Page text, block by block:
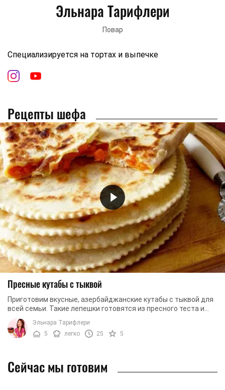
Эльнара Тарифлери
Повар
Специализируется на тортах и выпечке
Рецепты шефа
Пресные кутабы с тыквой
Приготовим вкусные, азербайджанские кутабы с тыквой для
всей семьи. Такие лепешки готовятся из пресного теста и
можно наполнять самой разнообразной ...
Эльнара Тарифлери
5
легко 25 5
Сейчас мы готовим